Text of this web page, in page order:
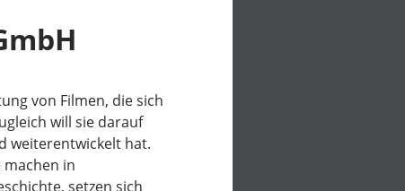
von Filmen, die sich
will sie darauf
weiterentwickelt hat.
in
setzen sich